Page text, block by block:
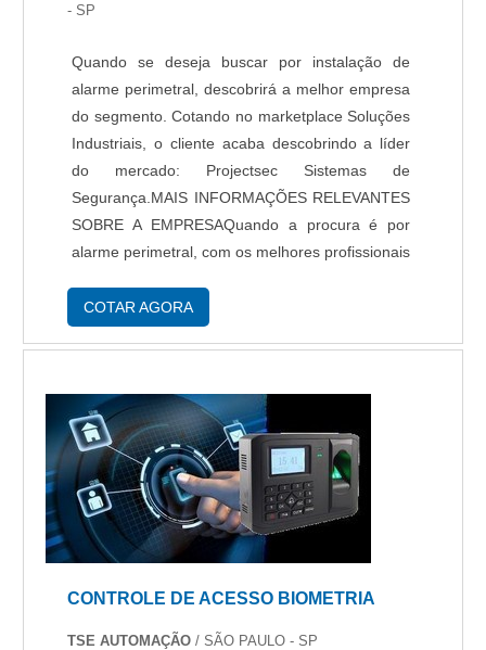
- SP
Quando se deseja buscar por instalação de
alarme perimetral, descobrirá a melhor empresa
do segmento. Cotando no marketplace Soluções
Industriais, o cliente acaba descobrindo a líder
do mercado: Projectsec Sistemas de
Segurança.MAIS INFORMAÇÕES RELEVANTES
SOBRE A EMPRESAQuando a procura é por
alarme perimetral, com os melhores profissionais
conseguirá proteção ao cliente, para que se
COTAR AGORA
CONTROLE DE ACESSO BIOMETRIA
TSE AUTOMAÇÃO/ SÃO PAULO - SP